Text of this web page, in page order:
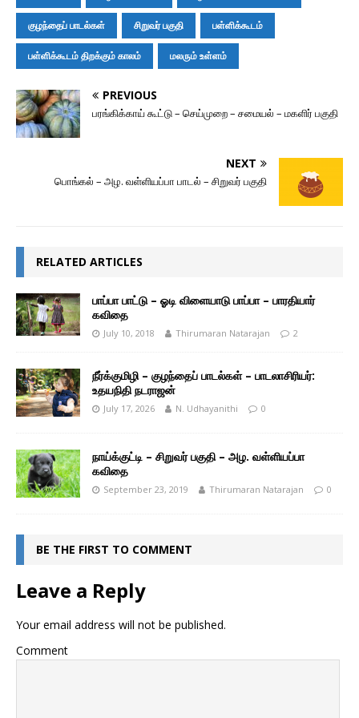
குழந்தைப் பாடல்கள் சிறுவர் பகுதி பள்ளிக்கூடம்
பள்ளிக்கூடம் திறக்கும் காலம் மலரும் உள்ளம்
PREVIOUS
பரங்கிக்காய் கூட்டு – செய்முறை – சமையல் – மகளிர் பகுதி
NEXT
பொங்கல் – அழ. வள்ளியப்பா பாடல் – சிறுவர் பகுதி
RELATED ARTICLES
பாப்பா பாட்டு – ஓடி விளையாடு பாப்பா – பாரதியார்
கவிதை
July 10, 2018 Thirumaran Natarajan 2
நீர்க்குமிழி – குழந்தைப் பாடல்கள் – பாடலாசிரியர்:
உதயநிதி நடராஜன்
July 17, 2026 N. Udhayanithi 0
நாய்க்குட்டி – சிறுவர் பகுதி – அழ. வள்ளியப்பா
கவிதை
September 23, 2019 Thirumaran Natarajan 0
BE THE FIRST TO COMMENT
Leave a Reply
Your email address will not be published.
Comment